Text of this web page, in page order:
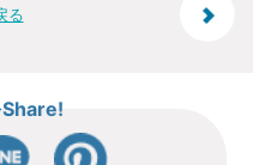
る